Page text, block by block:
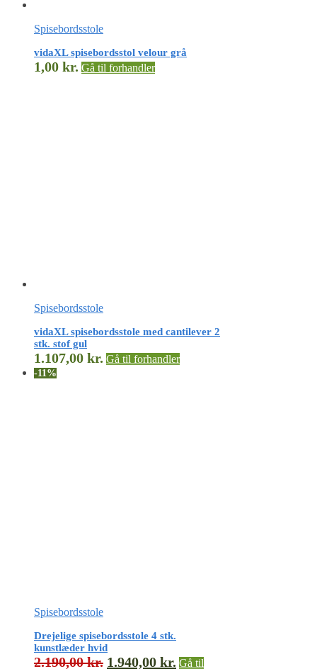
Spisebordsstole
vidaXL spisebordsstol velour grå
1,00 kr. Gå til forhandler
Spisebordsstole
vidaXL spisebordsstole med cantilever 2
stk. stof gul
1.107,00 kr. Gå til forhandler
-11%
Spisebordsstole
Drejelige spisebordsstole 4 stk.
kunstlæder hvid
2.190,00kr. 1.940,00 kr. Gå til